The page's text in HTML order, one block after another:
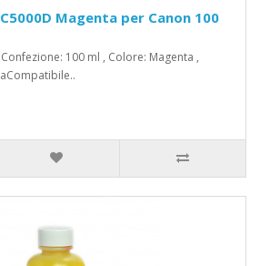
Magenta per Canon 100
100 ml , Colore: Magenta ,